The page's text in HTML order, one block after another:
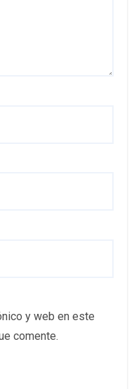
y web en este
comente.